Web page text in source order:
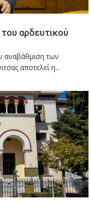
αρδευτικού
αναβάθμιση των
αποτελεί η...